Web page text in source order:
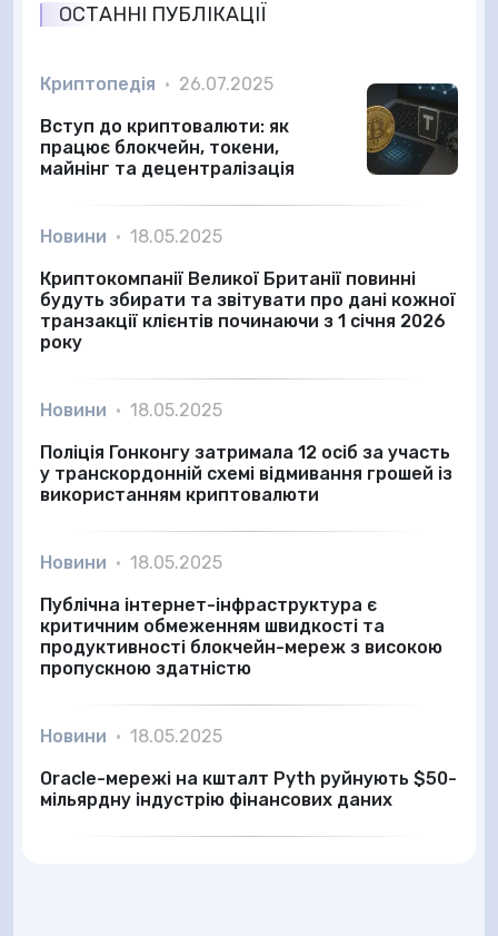
ОСТАННІ ПУБЛІКАЦІЇ
Криптопедія • 26.07.2025
Вступ до криптовалюти: як
працює блокчейн, токени,
майнінг та децентралізація
Новини • 18.05.2025
Криптокомпанії Великої Британії повинні
будуть збирати та звітувати про дані кожної
транзакції клієнтів починаючи з 1 січня 2026
року
Новини • 18.05.2025
Поліція Гонконгу затримала 12 осіб за участь
у транскордонній схемі відмивання грошей із
використанням криптовалюти
Новини • 18.05.2025
Публічна інтернет-інфраструктура є
критичним обмеженням швидкості та
продуктивності блокчейн-мереж з високою
пропускною здатністю
Новини • 18.05.2025
Oracle-мережі на кшталт Pyth руйнують $50-
мільярдну індустрію фінансових даних